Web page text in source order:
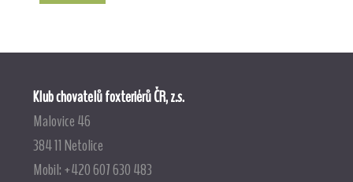
Klub chovatelů foxteriérů ČR, z.s.
Malovice 46
384 11 Netolice
Mobil: +420 607 630 483